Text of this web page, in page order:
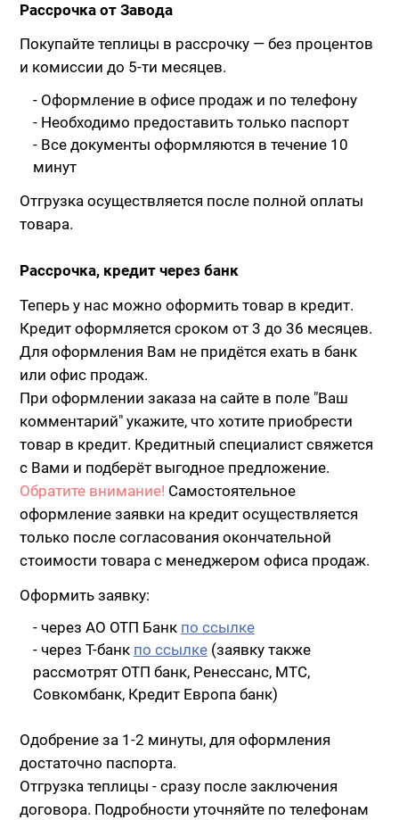
Рассрочка от Завода
Покупайте теплицы в рассрочку — без процентов
и комиссии до 5-ти месяцев.
- Оформление в офисе продаж и по телефону
- Необходимо предоставить только паспорт
- Все документы оформляются в течение 10
минут
Отгрузка осуществляется после полной оплаты
товара.
Рассрочка, кредит через банк
Теперь у нас можно оформить товар в кредит.
Кредит оформляется сроком от 3 до 36 месяцев.
Для оформления Вам не придётся ехать в банк
или офис продаж.
При оформлении заказа на сайте в поле "Ваш
комментарий" укажите, что хотите приобрести
товар в кредит. Кредитный специалист свяжется
с Вами и подберёт выгодное предложение.
Обратите внимание! Самостоятельное
оформление заявки на кредит осуществляется
только после согласования окончательной
стоимости товара с менеджером офиса продаж.
Оформить заявку:
- через АО ОТП Банк по ссылке
- через Т-банк по ссылке(заявку также
рассмотрят ОТП банк, Ренессанс, МТС,
Совкомбанк, Кредит Европа банк)
Одобрение за 1-2 минуты, для оформления
достаточно паспорта.
Отгрузка теплицы - сразу после заключения
договора. Подробности уточняйте по телефонам